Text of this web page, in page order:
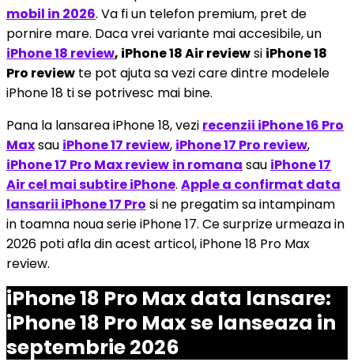
mobil in 2026. Va fi un telefon premium, pret de
pornire mare. Daca vrei variante mai accesibile, un
iPhone 18 review, iPhone 18 Air reviewsi iPhone 18
Pro review te pot ajuta sa vezi care dintre modelele
iPhone 18 ti se potrivesc mai bine.
Pana la lansarea iPhone 18, vezi recenzii iPhone 16 Pro
Maxsau iPhone 17 review, iPhone 17 Pro review,
iPhone 17 Pro Max review in romana sau iPhone 17
Air cel mai subtire iPhone. Apple a confirmat data
lansarii iPhone 17 Pro si ne pregatim sa intampinam
in toamna noua serie iPhone 17. Ce surprize urmeaza in
2026 poti afla din acest articol, iPhone 18 Pro Max
review.
iPhone 18 Pro Max data lansare:
iPhone 18 Pro Max se lanseaza in
septembrie 2026